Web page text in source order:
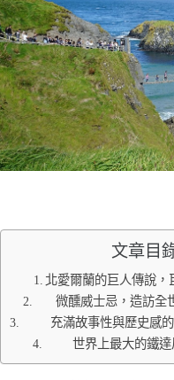
文章目
北愛爾蘭的巨人傳說，
微醺威士忌，造訪全
充滿故事性與歷史感的
世界上最大的鐵達